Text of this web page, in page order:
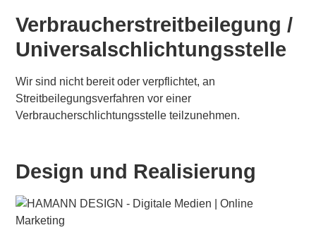
Verbraucherstreitbeilegung /
Universalschlichtungsstelle
Wir sind nicht bereit oder verpflichtet, an
Streitbeilegungsverfahren vor einer
Verbraucherschlichtungsstelle teilzunehmen.
Design und Realisierung